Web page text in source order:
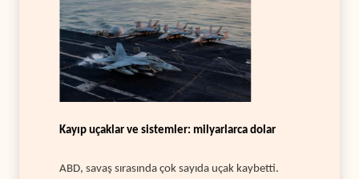
Kayıp uçaklar ve sistemler: milyarlarca dolar
ABD, savaş sırasında çok sayıda uçak kaybetti.